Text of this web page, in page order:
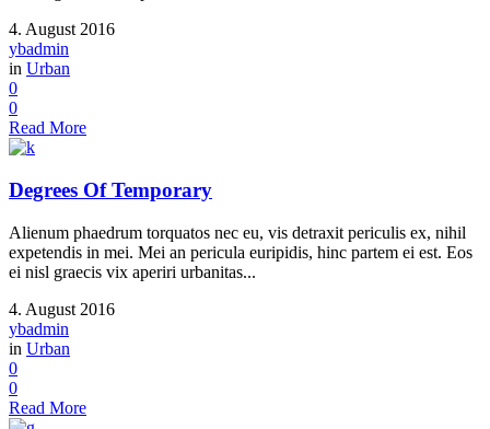
4. August 2016
ybadmin
in Urban
0
0
Read More
Degrees Of Temporary
Alienum phaedrum torquatos nec eu, vis detraxit periculis ex, nihil
expetendis in mei. Mei an pericula euripidis, hinc partem ei est. Eos
ei nisl graecis vix aperiri urbanitas...
4. August 2016
ybadmin
in Urban
0
0
Read More